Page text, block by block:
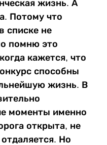
жизнь. А
Потому что
списке не
помню это
кажется, что
способны
жизнь. В
моменты именно
открыта, не
Но